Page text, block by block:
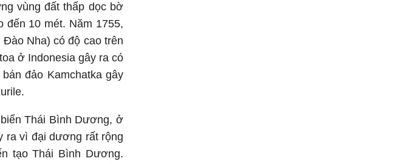
vùng đất thấp dọc bờ
đến 10 mét. Năm 1755,
Nha) có độ cao trên
ở Indonesia gây ra có
đảo Kamchatka gây
Thái Bình Dương, ở
ra vì đại dương rất rộng
tạo Thái Bình Dương.